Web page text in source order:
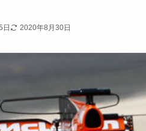
日 2020年8月30日